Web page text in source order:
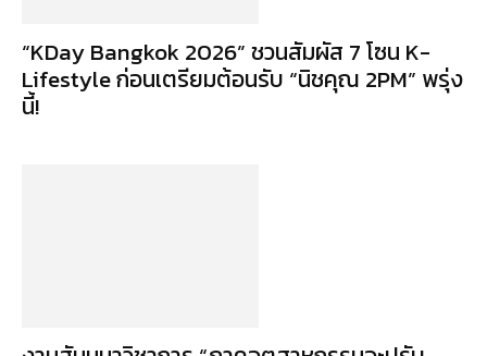
“KDay Bangkok 2026” ชวนสัมผัส 7 โซน K-
Lifestyle ก่อนเตรียมต้อนรับ “นิชคุณ 2PM” พรุ่ง
นี้!